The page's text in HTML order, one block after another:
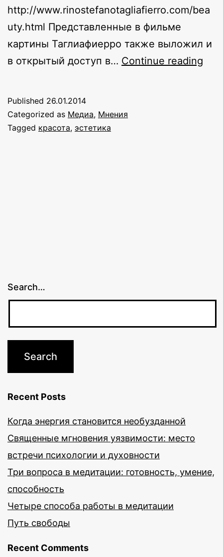
http://www.rinostefanotagliafierro.com/bea
uty.html Представленные в фильме
картины Таглиафиерро также выложил и
в открытый доступ в… Continue reading
Published 26.01.2014
Categorized as Медиа, Мнения
Tagged красота, эстетика
Search…
Recent Posts
Когда энергия становится необузданной
Священные мгновения уязвимости: место
встречи психологии и духовности
Три вопроса в медитации: готовность, умение,
способность
Четыре способа работы в медитации
Путь свободы
Recent Comments